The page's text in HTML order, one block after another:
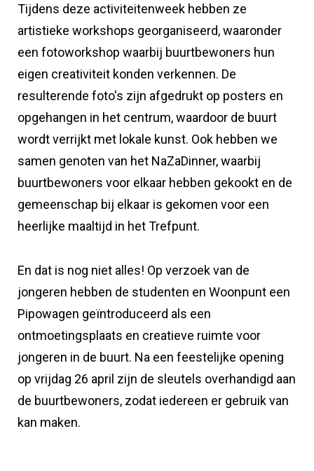
Tijdens deze activiteitenweek hebben ze
artistieke workshops georganiseerd, waaronder
een fotoworkshop waarbij buurtbewoners hun
eigen creativiteit konden verkennen. De
resulterende foto's zijn afgedrukt op posters en
opgehangen in het centrum, waardoor de buurt
wordt verrijkt met lokale kunst. Ook hebben we
samen genoten van het NaZaDinner, waarbij
buurtbewoners voor elkaar hebben gekookt en de
gemeenschap bij elkaar is gekomen voor een
heerlijke maaltijd in het Trefpunt.
En dat is nog niet alles! Op verzoek van de
jongeren hebben de studenten en Woonpunt een
Pipowagen geïntroduceerd als een
ontmoetingsplaats en creatieve ruimte voor
jongeren in de buurt. Na een feestelijke opening
op vrijdag 26 april zijn de sleutels overhandigd aan
de buurtbewoners, zodat iedereen er gebruik van
kan maken.